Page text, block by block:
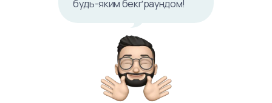
будь-яким бекґраундом!